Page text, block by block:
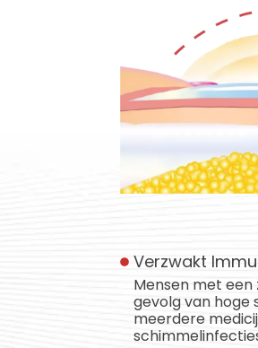
Verzwakt
Mensen met
gevolg van hoge
meerdere